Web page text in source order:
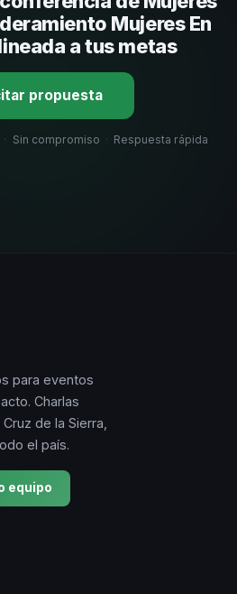
en estos criterios.Mujeres En
a tus metas
propuesta
· Sin compromiso · Respuesta rápida
para eventos
Charlas
de la Sierra,
el país.
equipo